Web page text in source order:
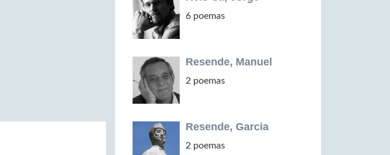
6 poemas
Resende, Manuel
2 poemas
Resende, Garcia
2 poemas